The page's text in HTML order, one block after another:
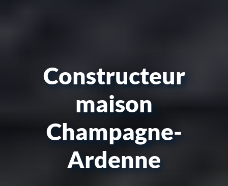
Constructeur
maison
Champagne-
Ardenne